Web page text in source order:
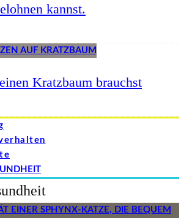
kannst.
Kratzbaum brauchst